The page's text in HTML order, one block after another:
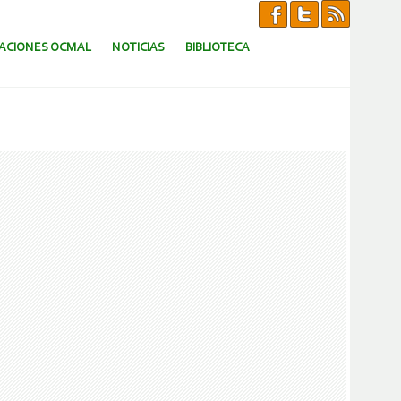
OCMAL NOTICIAS BIBLIOTECA